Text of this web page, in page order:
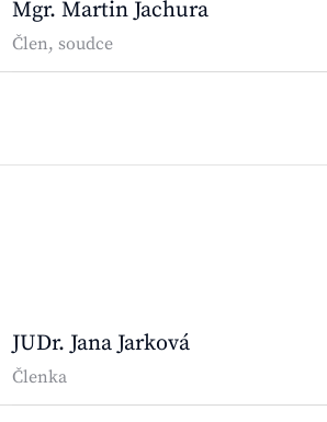
Mgr. Martin Jachura
Člen, soudce
JUDr. Jana Jarková
Členka